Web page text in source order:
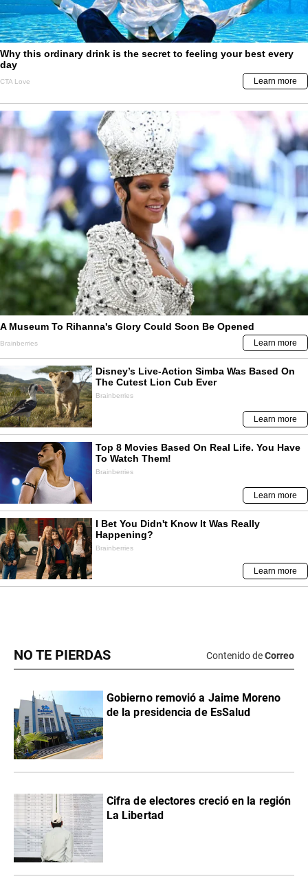
NO TE PIERDAS Contenido deCorreo
Gobierno removió a Jaime Moreno
de la presidencia de EsSalud
Cifra de electores creció en la región
La Libertad